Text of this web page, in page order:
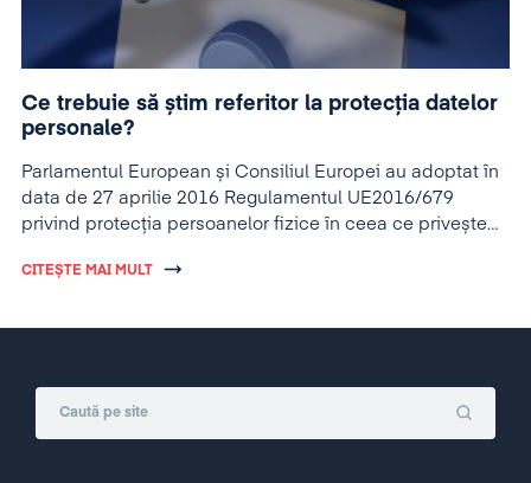
Ce trebuie să știm referitor la protecția datelor
personale?
Parlamentul European și Consiliul Europei au adoptat în
data de 27 aprilie 2016 Regulamentul UE2016/679
privind protecția persoanelor fizice în ceea ce privește
vor fi aplicabile în toate statele membre ale Uniunii
CITEȘTE MAI MULT